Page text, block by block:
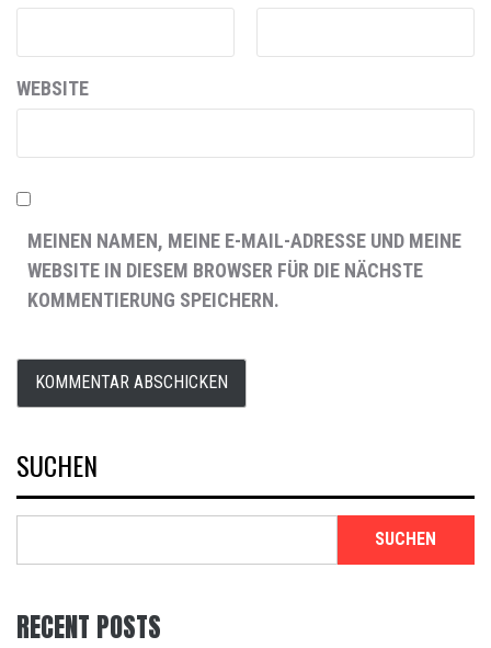
WEBSITE
MEINEN NAMEN, MEINE E-MAIL-ADRESSE UND MEINE
WEBSITE IN DIESEM BROWSER FÜR DIE NÄCHSTE
KOMMENTIERUNG SPEICHERN.
SUCHEN
SUCHEN
RECENT POSTS